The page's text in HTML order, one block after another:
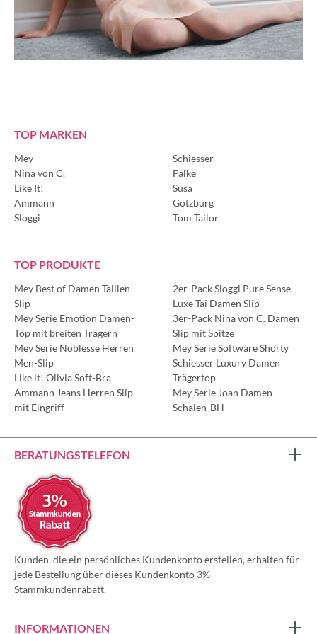
TOP MARKEN
Mey
Nina von C.
Like It!
Ammann
Sloggi
Schiesser
Falke
Susa
Götzburg
Tom Tailor
TOP PRODUKTE
Mey Best of Damen Taillen-
Slip
Mey Serie Emotion Damen-
Top mit breiten Trägern
Mey Serie Noblesse Herren
Men-Slip
Like it! Olivia Soft-Bra
Ammann Jeans Herren Slip
mit Eingriff
2er-Pack Sloggi Pure Sense
Luxe Tai Damen Slip
3er-Pack Nina von C. Damen
Slip mit Spitze
Mey Serie Software Shorty
Schiesser Luxury Damen
Trägertop
Mey Serie Joan Damen
Schalen-BH
BERATUNGSTELEFON
Kunden, die ein persönliches Kundenkonto erstellen, erhalten für
jede Bestellung über dieses Kundenkonto 3%
Stammkundenrabatt.
INFORMATIONEN